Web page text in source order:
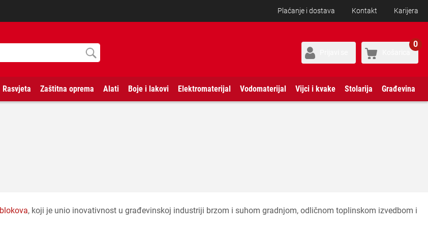
Plaćanje i dostava Kontakt Karijera
0
Rasvjeta Zaštitna oprema Alati Boje i lakovi Elektromaterijal Vodomaterijal Vijci i kvake Stolarija Građevina
blokova, koji je unio inovativnost u građevinskoj industriji brzom i suhom gradnjom, odličnom toplinskom izvedbom i